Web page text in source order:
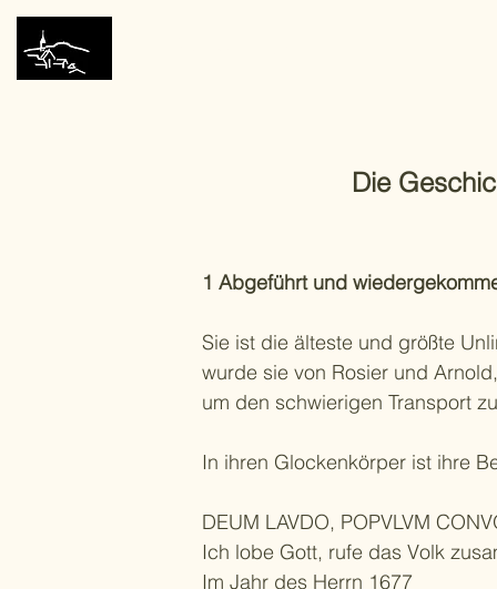
Die
1 Abgeführt und
Sie ist die älteste und größte
wurde sie von Rosier und
um den schwierigen Transport
In ihren Glockenkörper ist ihre
DEUM LAVDO, POPVLVM
Ich lobe Gott, rufe das Volk
Im Jahr des Herrn 1677